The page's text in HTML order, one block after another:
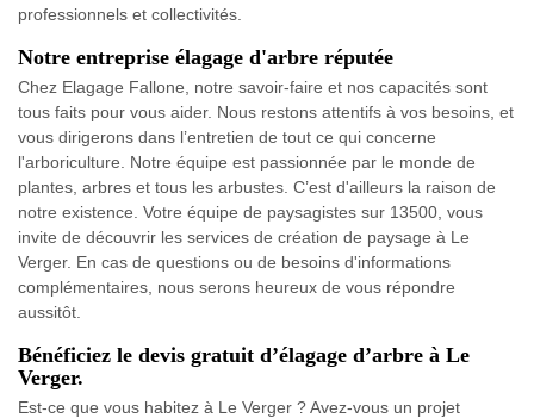
professionnels et collectivités.
Notre entreprise élagage d'arbre réputée
Chez Elagage Fallone, notre savoir-faire et nos capacités sont
tous faits pour vous aider. Nous restons attentifs à vos besoins, et
vous dirigerons dans l’entretien de tout ce qui concerne
l'arboriculture. Notre équipe est passionnée par le monde de
plantes, arbres et tous les arbustes. C’est d'ailleurs la raison de
notre existence. Votre équipe de paysagistes sur 13500, vous
invite de découvrir les services de création de paysage à Le
Verger. En cas de questions ou de besoins d'informations
complémentaires, nous serons heureux de vous répondre
aussitôt.
Bénéficiez le devis gratuit d’élagage d’arbre à Le
Verger.
Est-ce que vous habitez à Le Verger ? Avez-vous un projet